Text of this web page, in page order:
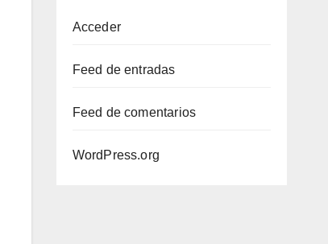
Acceder
Feed de entradas
Feed de comentarios
WordPress.org